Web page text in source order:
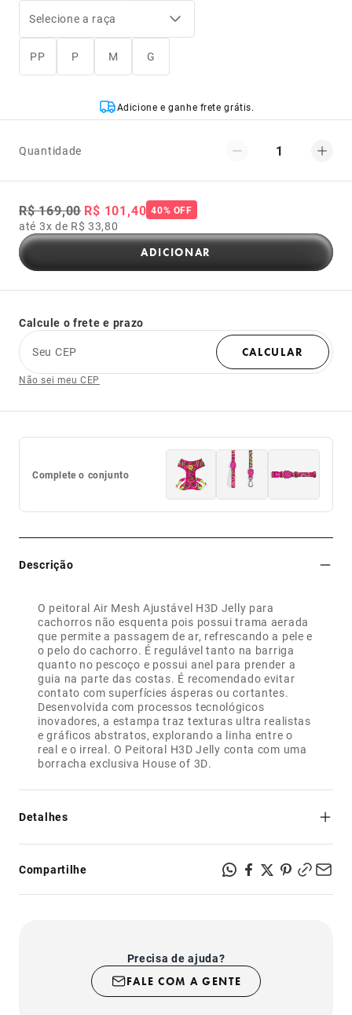
Selecione a raça
PP P M G
Adicione e ganhe frete grátis.
Quantidade 1
R$ 169,00 R$ 101,40 40% OFF
até 3x de R$ 33,80
ADICIONAR
Calcule o frete e prazo
Seu CEP
CALCULAR
Não sei meu CEP
Complete o conjunto
Descrição
O peitoral Air Mesh Ajustável H3D Jelly para
cachorros não esquenta pois possui trama aerada
que permite a passagem de ar, refrescando a pele e
o pelo do cachorro. É regulável tanto na barriga
quanto no pescoço e possui anel para prender a
guia na parte das costas. É recomendado evitar
contato com superfícies ásperas ou cortantes.
Desenvolvida com processos tecnológicos
inovadores, a estampa traz texturas ultra realistas
e gráficos abstratos, explorando a linha entre o
real e o irreal. O Peitoral H3D Jelly conta com uma
borracha exclusiva House of 3D.
Detalhes
ventilação da pele e do pelo;
- Regulável na barriga e no pescoço para melhor ajuste em
seu cachorro;
- Com borracha exclusiva H3D.
Compartilhe
Precisa de ajuda?
FALE COM A GENTE